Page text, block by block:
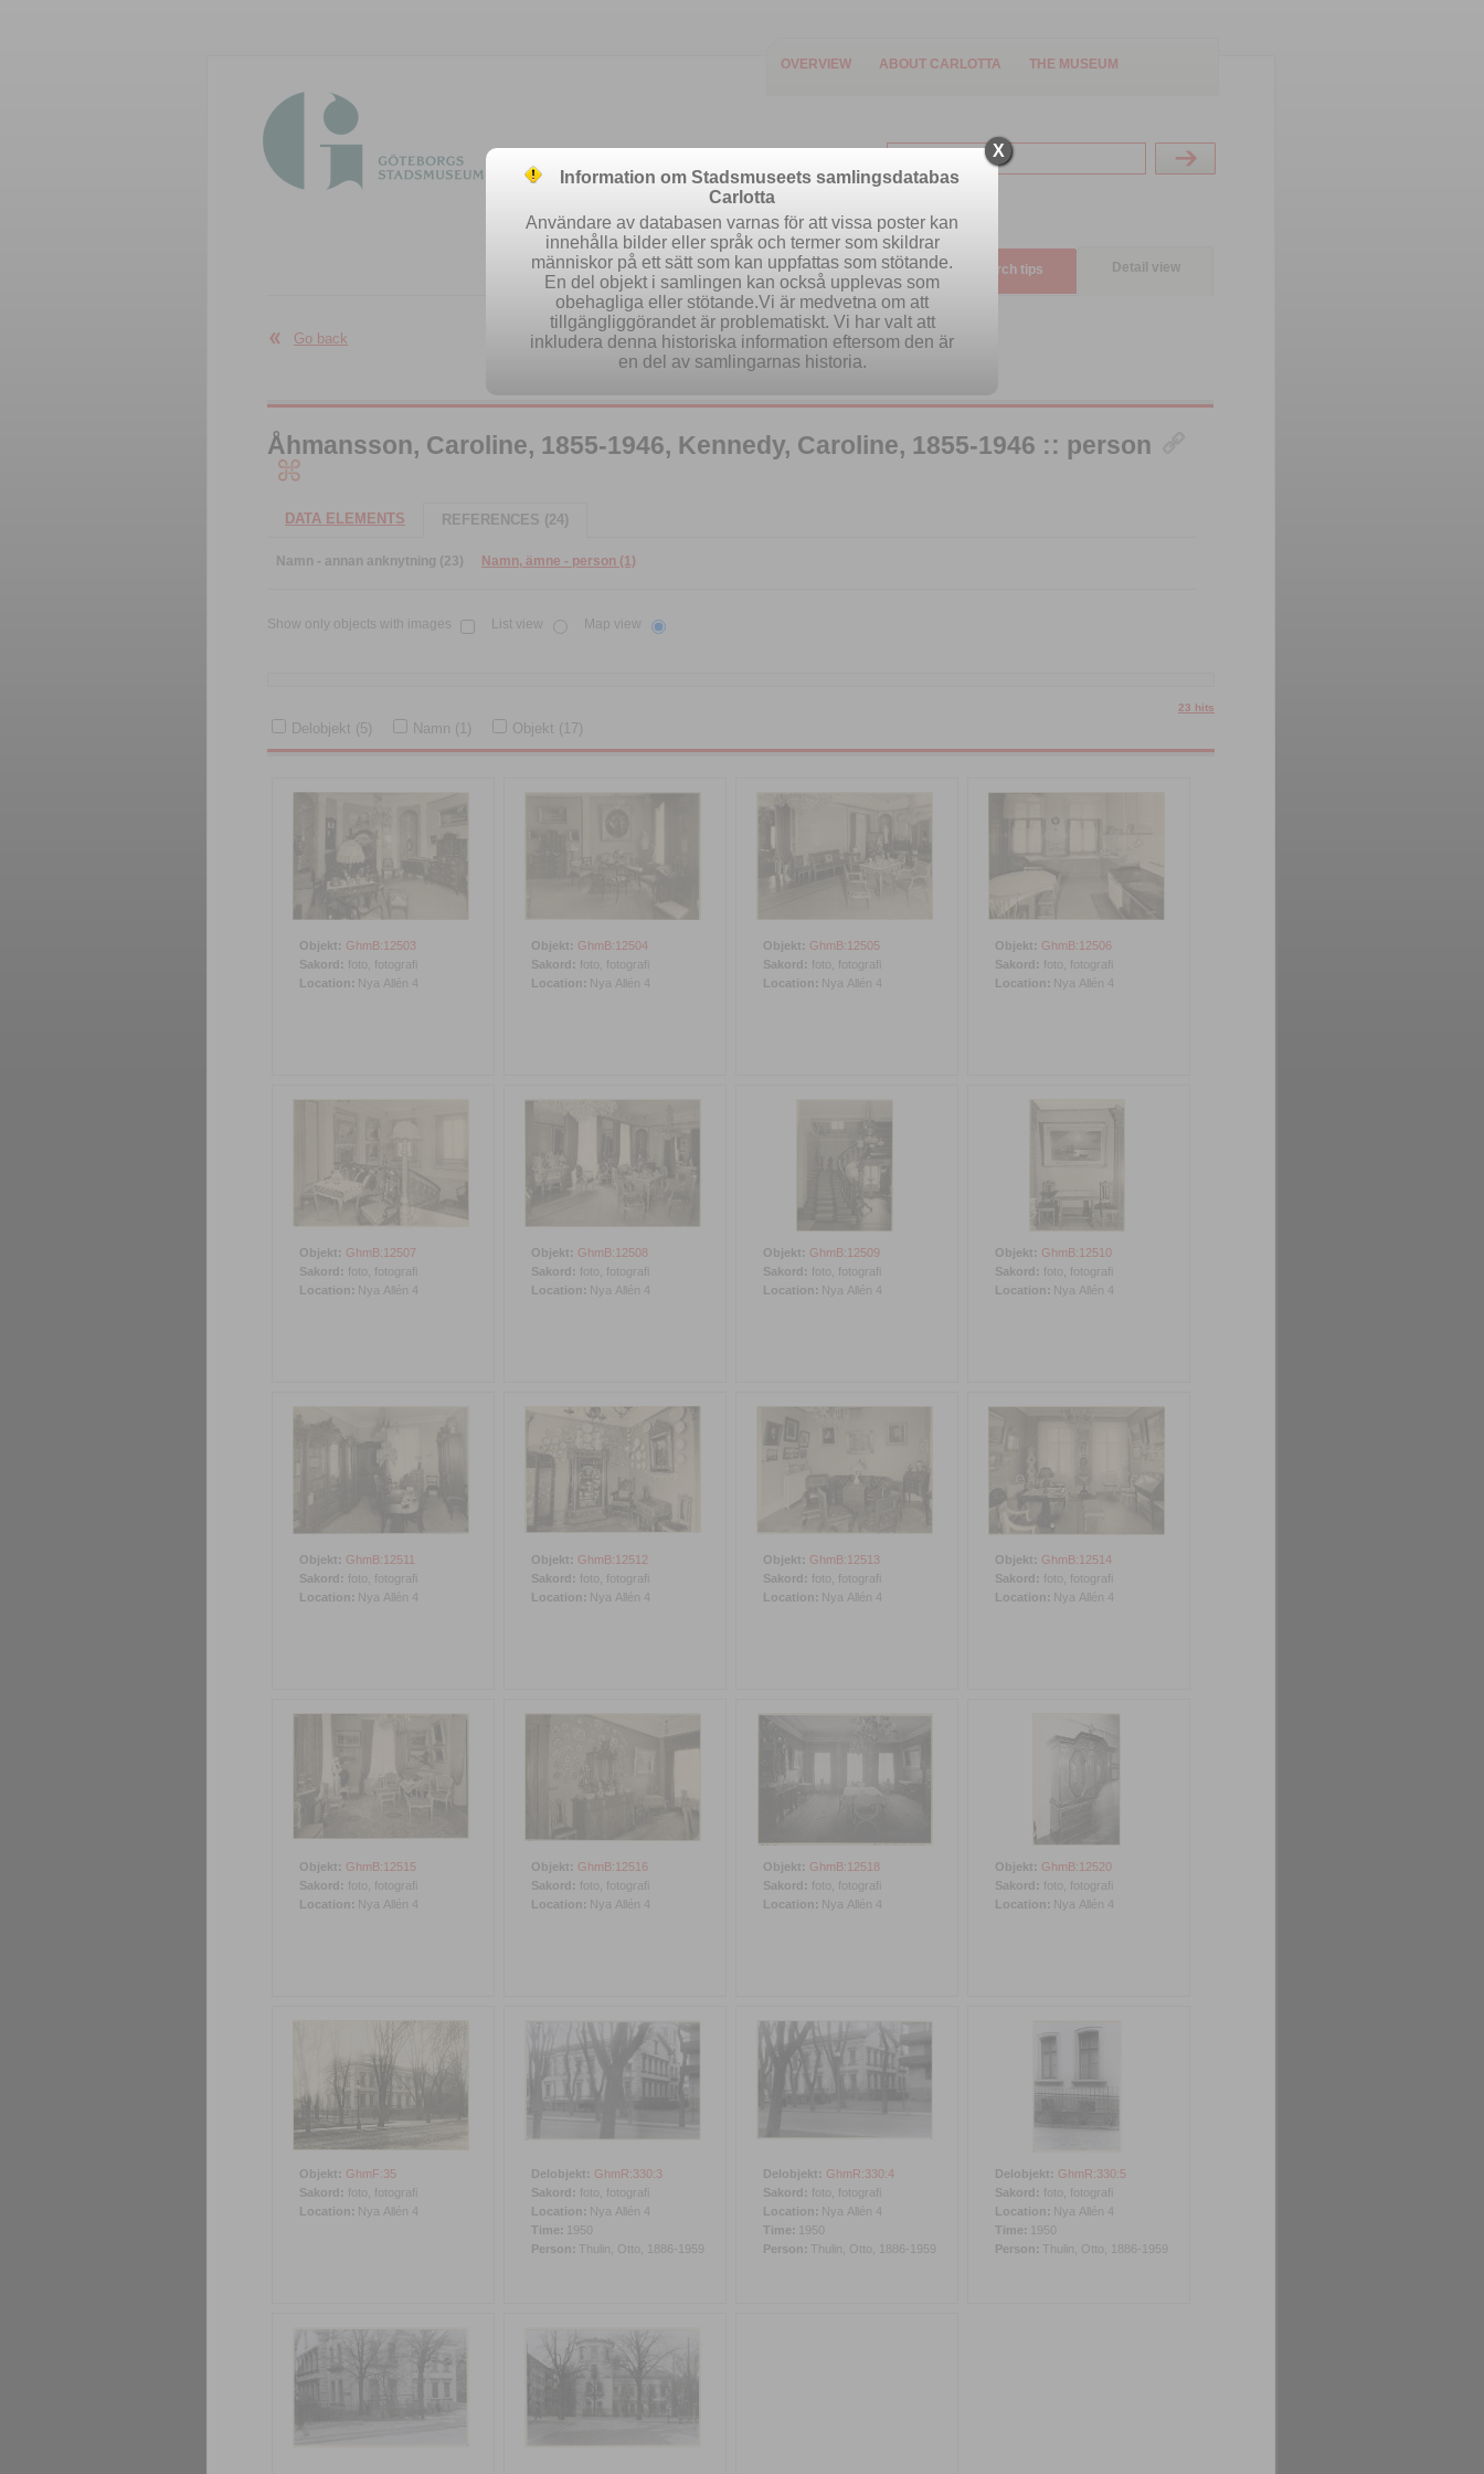
OVERVIEW ABOUT CARLOTTA THE MUSEUM
Easy search Advanced search Search tips Detail view
Go back
Åhmansson, Caroline, 1855-1946, Kennedy, Caroline, 1855-1946 :: person
DATA ELEMENTS REFERENCES (24)
Namn - annan anknytning (23) Namn, ämne - person (1)
Show only objects with images List view Map view
23 hits
Delobjekt (5) Namn (1) Objekt (17)
Objekt: GhmB:12503
Sakord: foto, fotografi
Location: Nya Allén 4
Objekt: GhmB:12504
Sakord: foto, fotografi
Location: Nya Allén 4
Objekt: GhmB:12505
Sakord: foto, fotografi
Location: Nya Allén 4
Objekt: GhmB:12506
Sakord: foto, fotografi
Location: Nya Allén 4
Objekt: GhmB:12507
Sakord: foto, fotografi
Location: Nya Allén 4
Objekt: GhmB:12508
Sakord: foto, fotografi
Location: Nya Allén 4
Objekt: GhmB:12509
Sakord: foto, fotografi
Location: Nya Allén 4
Objekt: GhmB:12510
Sakord: foto, fotografi
Location: Nya Allén 4
Objekt: GhmB:12511
Sakord: foto, fotografi
Location: Nya Allén 4
Objekt: GhmB:12512
Sakord: foto, fotografi
Location: Nya Allén 4
Objekt: GhmB:12513
Sakord: foto, fotografi
Location: Nya Allén 4
Objekt: GhmB:12514
Sakord: foto, fotografi
Location: Nya Allén 4
Objekt: GhmB:12515
Sakord: foto, fotografi
Location: Nya Allén 4
Objekt: GhmB:12516
Sakord: foto, fotografi
Location: Nya Allén 4
Objekt: GhmB:12518
Sakord: foto, fotografi
Location: Nya Allén 4
Objekt: GhmB:12520
Sakord: foto, fotografi
Location: Nya Allén 4
Objekt: GhmF:35
Sakord: foto, fotografi
Location: Nya Allén 4
Delobjekt: GhmR:330:3
Sakord: foto, fotografi
Location: Nya Allén 4
Time:
1950
Person: Thulin, Otto, 1886-1959
Delobjekt: GhmR:330:4
Sakord: foto, fotografi
Location: Nya Allén 4
Time:
1950
Person: Thulin, Otto, 1886-1959
Delobjekt: GhmR:330:5
Sakord: foto, fotografi
Location: Nya Allén 4
Time:
1950
Person: Thulin, Otto, 1886-1959
X
Information om Stadsmuseets samlingsdatabas
Carlotta
Användare av databasen varnas för att vissa poster kan
innehålla bilder eller språk och termer som skildrar
människor på ett sätt som kan uppfattas som stötande.
En del objekt i samlingen kan också upplevas som
obehagliga eller stötande.Vi är medvetna om att
tillgängliggörandet är problematiskt. Vi har valt att
inkludera denna historiska information eftersom den är
en del av samlingarnas historia.